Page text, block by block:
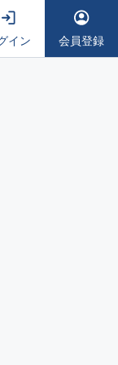
イン 会員登録